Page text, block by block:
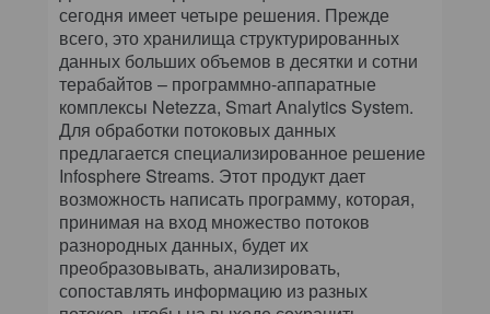
сегодня имеет четыре решения. Прежде
всего, это хранилища структурированных
данных больших объемов в десятки и сотни
терабайтов – программно-аппаратные
комплексы Netezza, Smart Analytics System.
Для обработки потоковых данных
предлагается специализированное решение
Infosphere Streams. Этот продукт дает
возможность написать программу, которая,
принимая на вход множество потоков
разнородных данных, будет их
преобразовывать, анализировать,
сопоставлять информацию из разных